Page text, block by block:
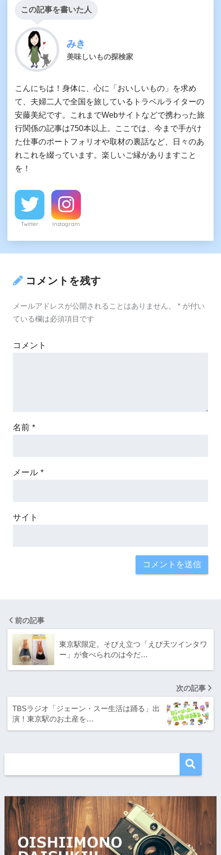
この記事を書いた人
みき
美味しいもの探検家
こんにちは！身体に、心に「おいしいもの」を求め
て、夫婦二人で全国を旅しているトラベルライターの
安藤美紀です。これまでWebサイトなどで携わった旅
行関係の記事は750本以上。ここでは、今まで手がけ
た仕事のポートフォリオや取材の裏話など、日々のあ
れこれを綴っています。楽しいご縁がありますこと
を！
Twitter Instagram
コメントを残す
メールアドレスが公開されることはありません。 *が付い
ている欄は必須項目です
コメント
名前 *
メール *
サイト
前の記事
東京駅限定。そびえ立つ「えび天ツインタワ
ー」が食べられのは今だ…
次の記事
TBSラジオ「ジェーン・スー生活は踊る」出
演！東京駅のお土産を…